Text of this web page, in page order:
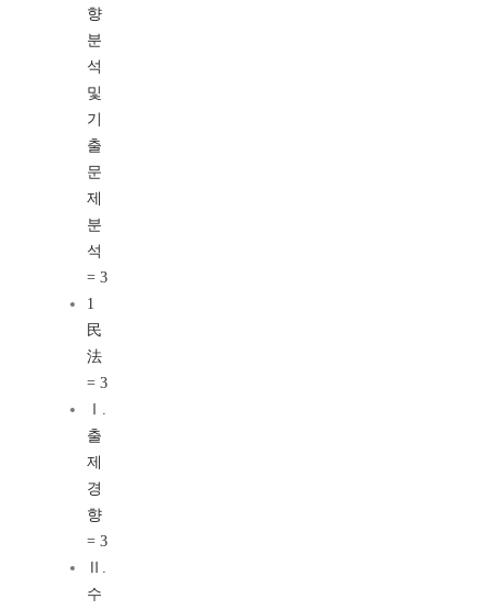
향
분
석
및
기
출
문
제
분
석
= 3
1
民
法
= 3
Ⅰ.
출
제
경
향
= 3
Ⅱ.
수